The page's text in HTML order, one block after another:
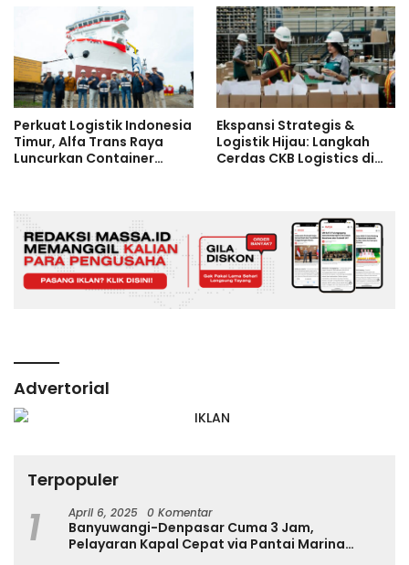
Perkuat Logistik Indonesia
Timur, Alfa Trans Raya
Luncurkan Container
Ekspansi Strategis &
Logistik Hijau: Langkah
Cerdas CKB Logistics di
Advertorial
Terpopuler
1 April 6, 2025 0 Komentar
Banyuwangi-Denpasar Cuma 3 Jam,
Pelayaran Kapal Cepat via Pantai Marina